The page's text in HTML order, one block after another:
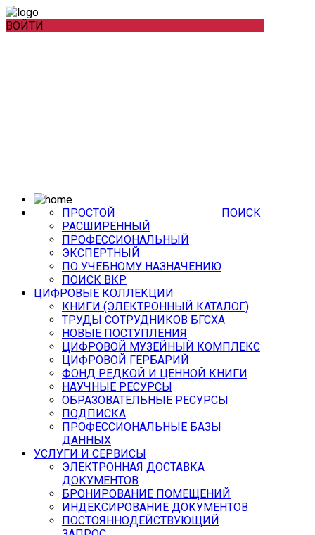
ВОЙТИ
ПОИСК
ПРОСТОЙ
РАСШИРЕННЫЙ
ПРОФЕССИОНАЛЬНЫЙ
ЭКСПЕРТНЫЙ
ПО УЧЕБНОМУ НАЗНАЧЕНИЮ
ПОИСК ВКР
ЦИФРОВЫЕ КОЛЛЕКЦИИ
КНИГИ (ЭЛЕКТРОННЫЙ КАТАЛОГ)
ТРУДЫ СОТРУДНИКОВ БГСХА
НОВЫЕ ПОСТУПЛЕНИЯ
ЦИФРОВОЙ МУЗЕЙНЫЙ КОМПЛЕКС
ЦИФРОВОЙ ГЕРБАРИЙ
ФОНД РЕДКОЙ И ЦЕННОЙ КНИГИ
НАУЧНЫЕ РЕСУРСЫ
ОБРАЗОВАТЕЛЬНЫЕ РЕСУРСЫ
ПОДПИСКА
ПРОФЕССИОНАЛЬНЫЕ БАЗЫ
ДАННЫХ
УСЛУГИ И СЕРВИСЫ
ЭЛЕКТРОННАЯ ДОСТАВКА
ДОКУМЕНТОВ
БРОНИРОВАНИЕ ПОМЕЩЕНИЙ
ИНДЕКСИРОВАНИЕ ДОКУМЕНТОВ
ПОСТОЯННОДЕЙСТВУЮЩИЙ